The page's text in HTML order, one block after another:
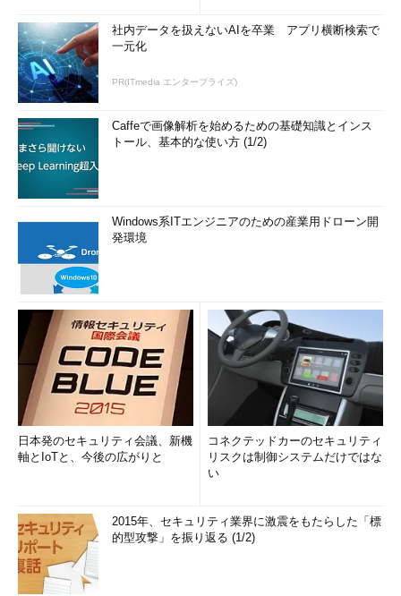
社内データを扱えないAIを卒業 アプリ横断検索で
一元化
PR(ITmedia エンタープライズ)
Caffeで画像解析を始めるための基礎知識とインス
トール、基本的な使い方 (1/2)
Windows系ITエンジニアのための産業用ドローン開
発環境
日本発のセキュリティ会議、新機
軸とIoTと、今後の広がりと
コネクテッドカーのセキュリティ
リスクは制御システムだけではな
い
2015年、セキュリティ業界に激震をもたらした「標
的型攻撃」を振り返る (1/2)